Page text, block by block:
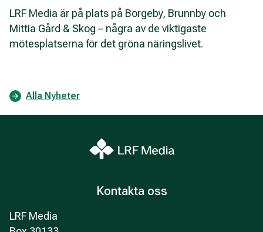
LRF Media är på plats på Borgeby, Brunnby och
Mittia Gård & Skog – några av de viktigaste
mötesplatserna för det gröna näringslivet.
Alla Nyheter
Kontakta oss
LRF Media